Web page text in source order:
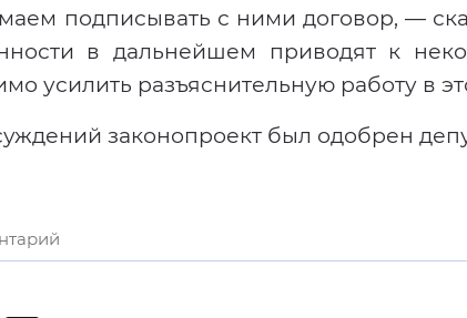
подписывать с ними договор, —
в дальнейшем приводят к
усилить разъяснительную работу в
законопроект был одобрен